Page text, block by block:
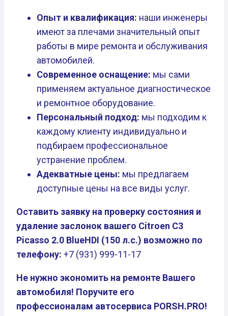
Опыт и квалификация: наши инженеры
имеют за плечами значительный опыт
работы в мире ремонта и обслуживания
автомобилей.
Современное оснащение: мы сами
применяем актуальное диагностическое
и ремонтное оборудование.
Персональный подход: мы подходим к
каждому клиенту индивидуально и
подбираем профессиональное
устранение проблем.
Адекватные цены: мы предлагаем
доступные цены на все виды услуг.
Оставить заявку на проверку состояния и
удаление заслонок вашего Citroen C3
Picasso 2.0 BlueHDI (150 л.с.) возможно по
телефону: +7 (931) 999-11-17
Не нужно экономить на ремонте Вашего
автомобиля! Поручите его
профессионалам автосервиса PORSH.PRO!